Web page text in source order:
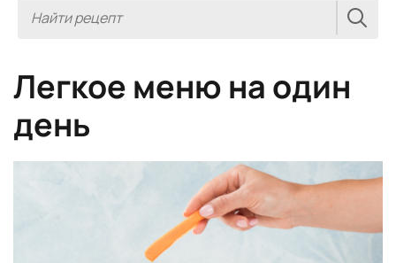
Легкое меню на один
день